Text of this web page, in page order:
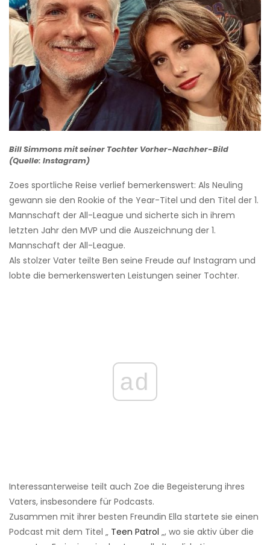
Bill Simmons mit seiner Tochter Vorher-Nachher-Bild
(Quelle: Instagram)
Zoes sportliche Reise verlief bemerkenswert: Als Neuling
gewann sie den Rookie of the Year-Titel und den Titel der 1.
Mannschaft der All-League und sicherte sich in ihrem
letzten Jahr den MVP und die Auszeichnung der 1.
Mannschaft der All-League.
Als stolzer Vater teilte Ben seine Freude auf Instagram und
lobte die bemerkenswerten Leistungen seiner Tochter.
ad
Interessanterweise teilt auch Zoe die Begeisterung ihres
Vaters, insbesondere für Podcasts.
Zusammen mit ihrer besten Freundin Ella startete sie einen
Podcast mit dem Titel „ Teen Patrol „, wo sie aktiv über die